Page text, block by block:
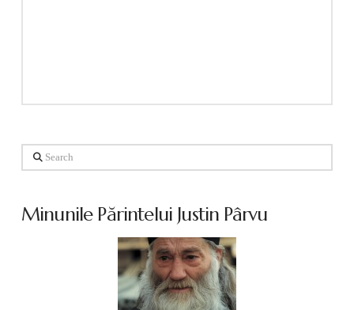
Search
Minunile Părintelui Justin Pârvu